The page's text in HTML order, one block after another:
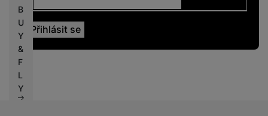
B
U
Y
&
F
L
Y